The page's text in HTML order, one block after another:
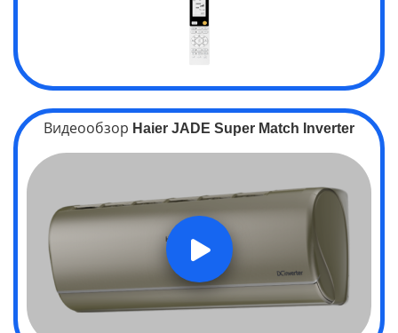
Видеообзор Haier JADE Super Match Inverter